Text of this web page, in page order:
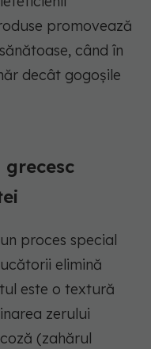
promovează
când în
decât gogoșile
proces special
elimină
este o textură
zerului
(zahărul